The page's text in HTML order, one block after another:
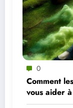
0
Comment
vous aider